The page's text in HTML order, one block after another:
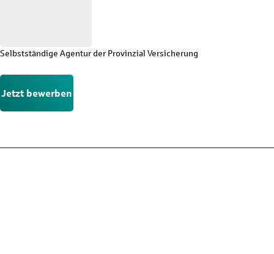
Selbstständige Agentur der Provinzial Versicherung
Jetzt bewerben